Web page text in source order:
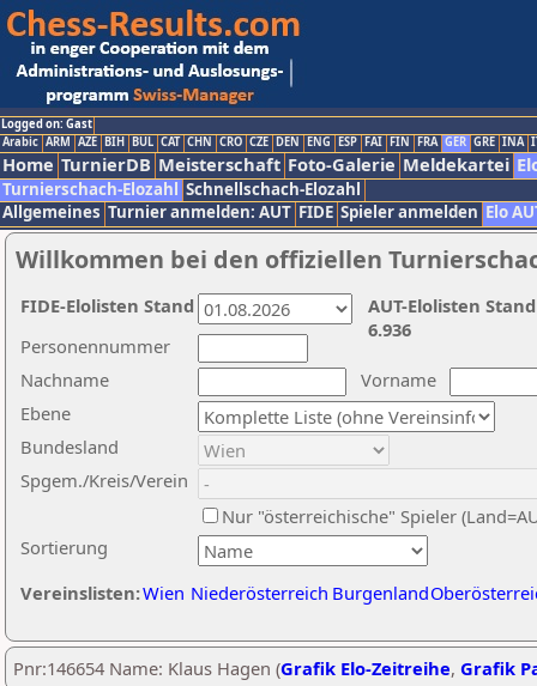
Logged on: Gast
Arabic ARM AZE BIH BUL CAT CHN CRO CZE DEN ENG ESP FAI FIN FRA GER GRE INA
Home TurnierDB Meisterschaft Foto-Galerie Meldekartei
Turnierschach-Elozahl Schnellschach-Elozahl
Allgemeines Turnier anmelden: AUT FIDE Spieler anmelden Elo
Willkommen bei den offiziellen
Nachname
Vorname
Ebene
Sortierung
Personennummer
Bundesland
Spgem./Kreis/Verein
Nur "österreichische" Spieler
Vereinslisten:Wien Niederösterreich Burgenland
AUT-Elolisten
6.936
FIDE-Elolisten Stand
Pnr:146654 Name: Klaus Hagen (Grafik Elo-Zeitreihe, Grafik